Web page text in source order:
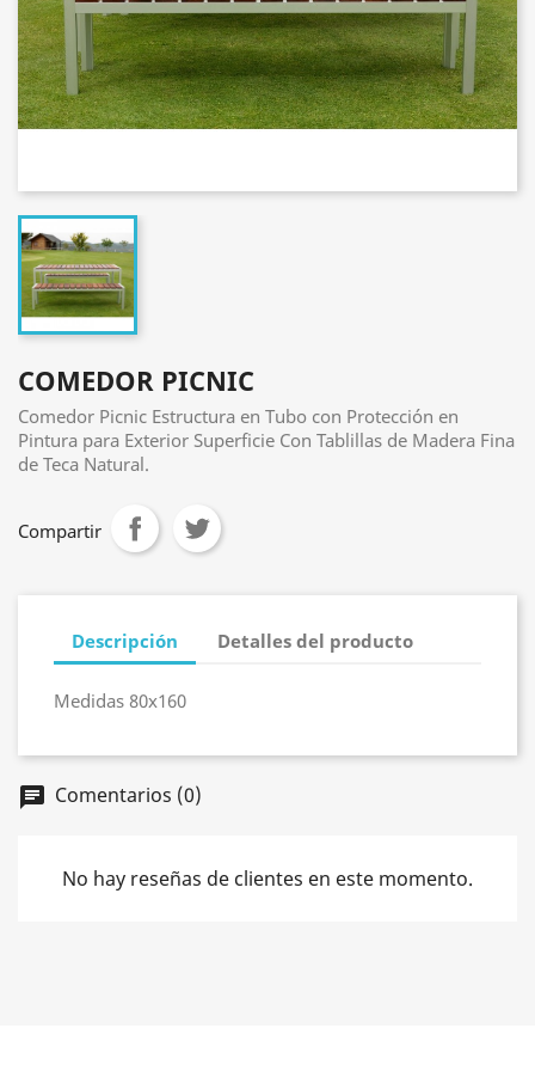
COMEDOR PICNIC
Comedor Picnic Estructura en Tubo con Protección en
Pintura para Exterior Superficie Con Tablillas de Madera Fina
de Teca Natural.
Compartir
Descripción Detalles del producto
Medidas 80x160
chat Comentarios (0)
No hay reseñas de clientes en este momento.